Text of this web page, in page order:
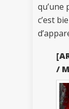
qu’une
c’est
/